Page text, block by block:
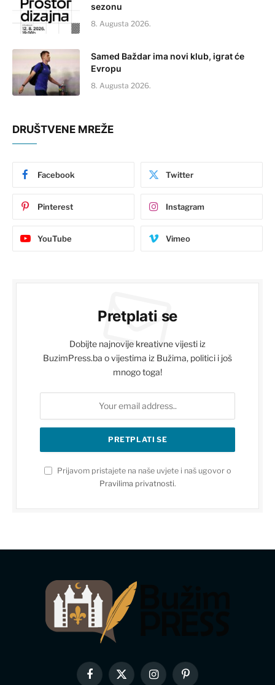
sezonu
8. Augusta 2026.
Samed Baždar ima novi klub, igrat će
Evropu
8. Augusta 2026.
DRUŠTVENE MREŽE
Facebook Twitter
Pinterest Instagram
YouTube Vimeo
Pretplati se
Dobijte najnovije kreativne vijesti iz
BuzimPress.ba o vijestima iz Bužima, politici i još
mnogo toga!
Prijavom pristajete na naše uvjete i naš ugovor o
Pravilima privatnosti.
Facebook
X InstagramPinterest